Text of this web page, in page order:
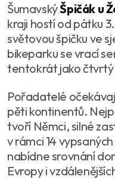
ŠumavskýŠpičák u
kraji hostí od pátku
světovou špičku ve
bikeparku se vrací
tentokrát jako čtvrtý
Pořadatelé
pěti kontinentů.
tvoří Němci, silné
v rámci 14
nabídne srovnání
Evropy i